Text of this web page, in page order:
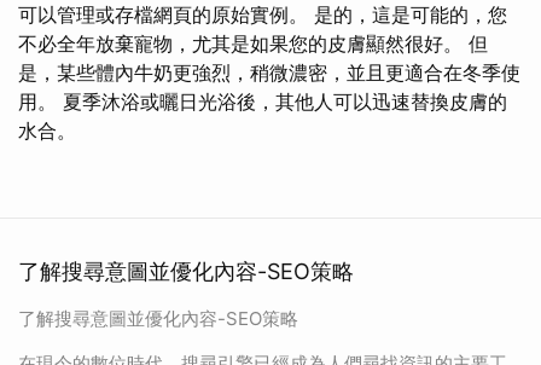
可以管理或存檔網頁的原始實例。 是的，這是可能的，您
不必全年放棄寵物，尤其是如果您的皮膚顯然很好。 但
是，某些體內牛奶更強烈，稍微濃密，並且更適合在冬季使
用。 夏季沐浴或曬日光浴後，其他人可以迅速替換皮膚的
水合。
了解搜尋意圖並優化內容-SEO策略
了解搜尋意圖並優化內容-SEO策略